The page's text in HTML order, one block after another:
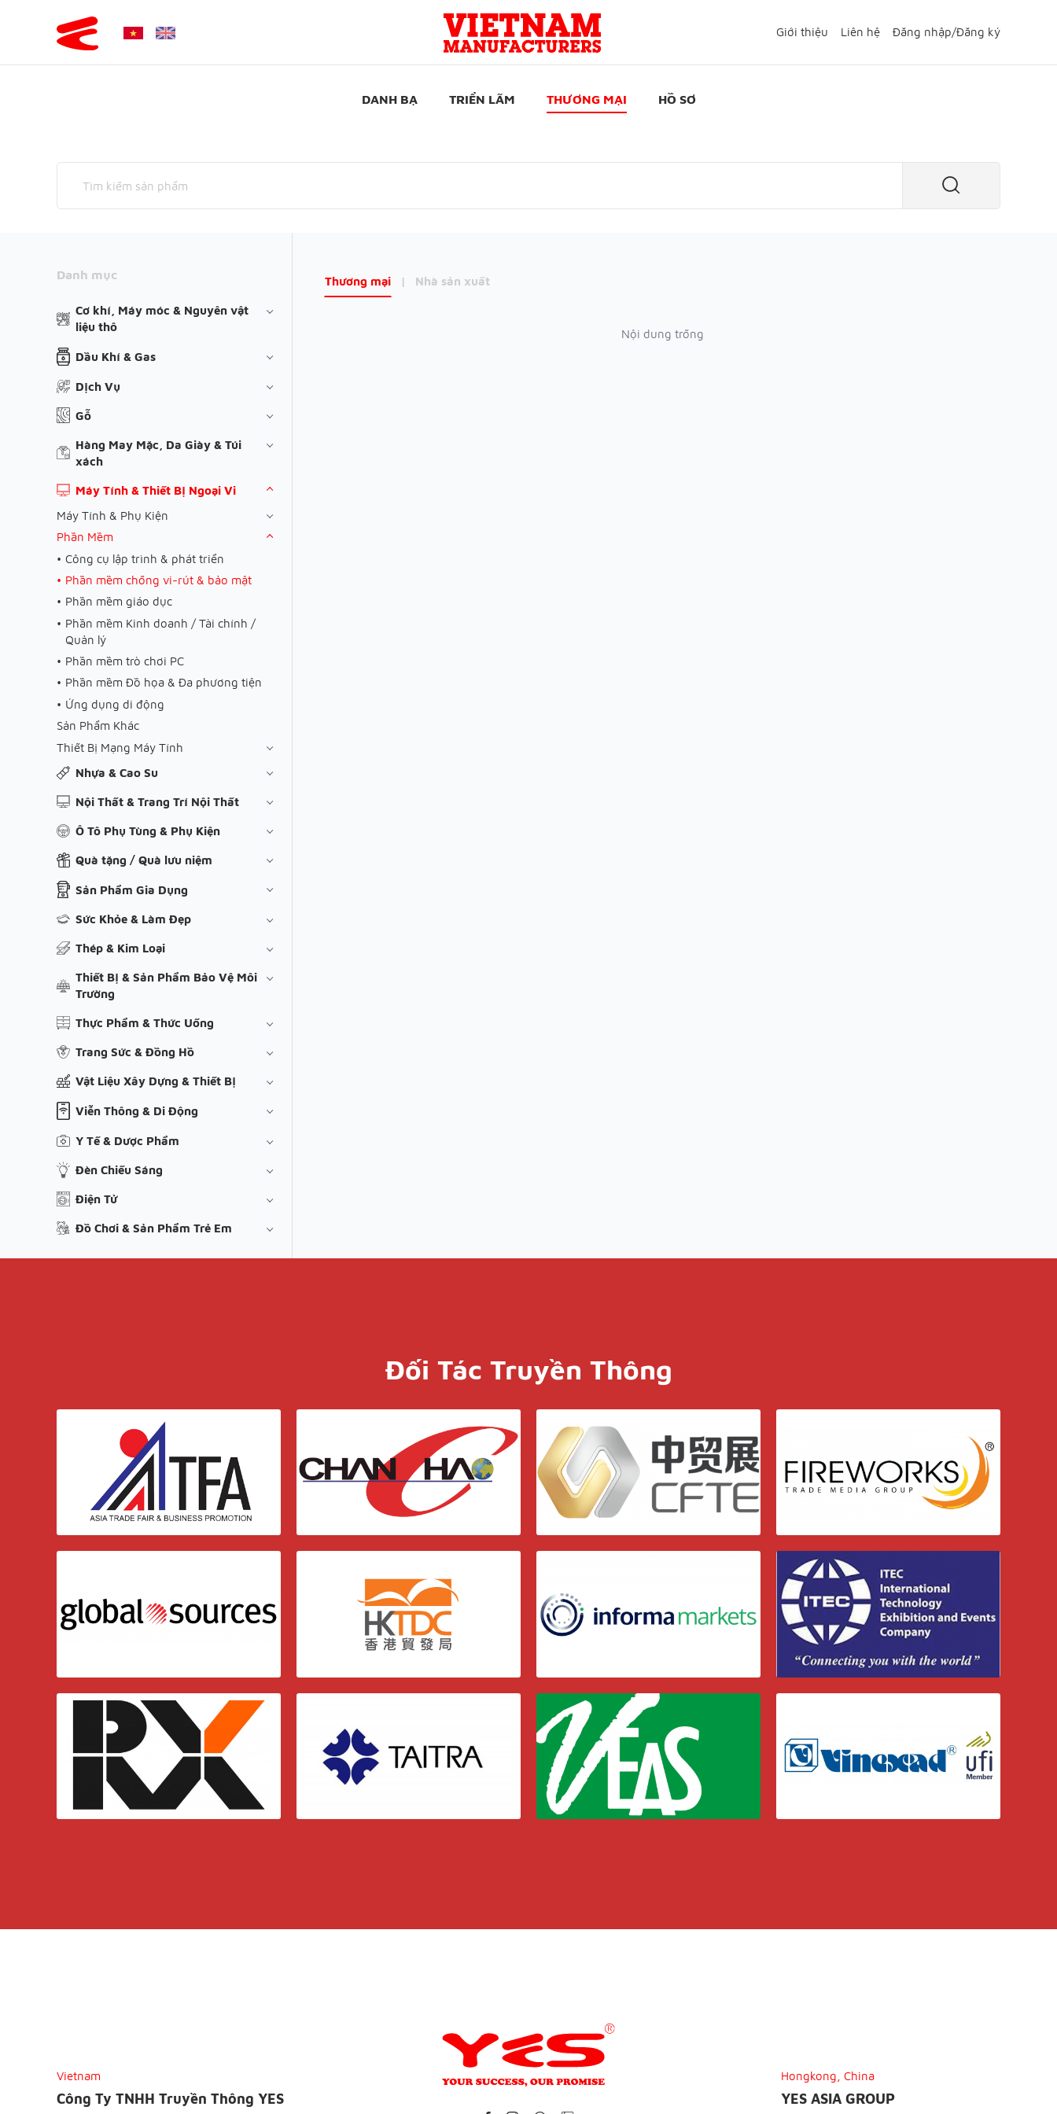
Giới thiệu Liên hệ Đăng nhập/Đăng ký
DANH BẠ TRIỂN LÃM THƯƠNG MẠI HỒ SƠ
Danh mục
Cơ khí, Máy móc & Nguyên vật
liệu thô
Dầu Khí & Gas
Dịch Vụ
Gỗ
Hàng May Mặc, Da Giày & Túi
xách
Máy Tính & Thiết Bị Ngoại Vi
Máy Tính & Phụ Kiện
Phần Mềm
Công cụ lập trình & phát triển
Phần mềm chống vi-rút & bảo mật
Phần mềm giáo dục
Phần mềm Kinh doanh / Tài chính /
Quản lý
Phần mềm trò chơi PC
Phần mềm Đồ họa & Đa phương tiện
Ứng dụng di động
Sản Phẩm Khác
Thiết Bị Mạng Máy Tính
Nhựa & Cao Su
Nội Thất & Trang Trí Nội Thất
Ô Tô Phụ Tùng & Phụ Kiện
Quà tặng / Quà lưu niệm
Sản Phẩm Gia Dụng
Sức Khỏe & Làm Đẹp
Thép & Kim Loại
Thiết Bị & Sản Phẩm Bảo Vệ Môi
Trường
Thực Phẩm & Thức Uống
Trang Sức & Đồng Hồ
Vật Liệu Xây Dựng & Thiết Bị
Viễn Thông & Di Động
Y Tế & Dược Phẩm
Đèn Chiếu Sáng
Điện Tử
Đồ Chơi & Sản Phẩm Trẻ Em
Thương mại | Nhà sản xuất
Nội dung trống
Đối Tác Truyền Thông
Vietnam
Công Ty TNHH Truyền Thông YES
Hongkong, China
YES ASIA GROUP